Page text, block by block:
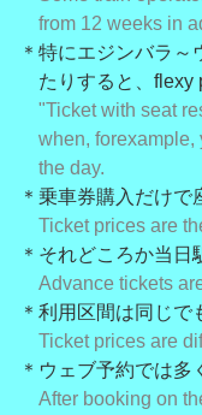
from 12 weeks in
＊特にエジンバラ～
たりすると、flexy
"Ticket with seat
when, forexample,
the day.
＊乗車券購入だけで
Ticket prices are
＊それどころか当日
Advance tickets
＊利用区間は同じで
Ticket prices are
＊ウェブ予約では多
After booking on